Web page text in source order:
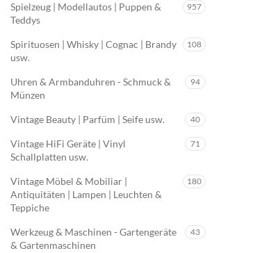
Spielzeug | Modellautos | Puppen &
Teddys
957
Spirituosen | Whisky | Cognac | Brandy
usw.
108
Uhren & Armbanduhren - Schmuck &
Münzen
94
Vintage Beauty | Parfüm | Seife usw. 40
Vintage HiFi Geräte | Vinyl
Schallplatten usw.
71
Vintage Möbel & Mobiliar |
Antiquitäten | Lampen | Leuchten &
Teppiche
180
Werkzeug & Maschinen - Gartengeräte
& Gartenmaschinen
43